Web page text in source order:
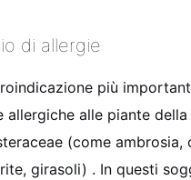
di allergie
più
allergiche alle piante
(come ambrosia,
girasoli) . In questi